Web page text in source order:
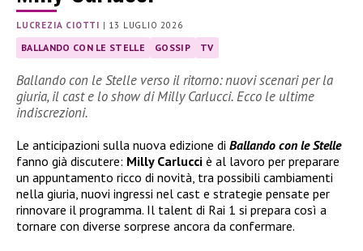
LUCREZIA CIOTTI | 13 LUGLIO 2026
BALLANDO CON LE STELLE GOSSIP TV
Ballando con le Stelle verso il ritorno: nuovi scenari per la
giuria, il cast e lo show di Milly Carlucci. Ecco le ultime
indiscrezioni.
Le anticipazioni sulla nuova edizione di Ballando con le Stelle
fanno già discutere: Milly Carlucci è al lavoro per preparare
un appuntamento ricco di novità, tra possibili cambiamenti
nella giuria, nuovi ingressi nel cast e strategie pensate per
rinnovare il programma. Il talent di Rai 1 si prepara così a
tornare con diverse sorprese ancora da confermare.